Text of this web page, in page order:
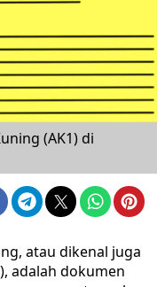
(AK1) di
atau dikenal juga
adalah dokumen